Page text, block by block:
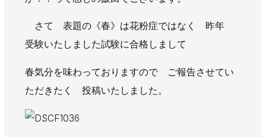
AWAJYUブログ
安房住まいる
大型工事施工事例
採用情報
新卒・第二新卒採用 アルバイト採用 中途採用
協力会社募集
さて 表題の《春》は花粉症ではなく 昨年
受験いたしました試験に合格しまして
春気分を味わっておりますので ご報告させてい
ただきたく 投稿いたしました。